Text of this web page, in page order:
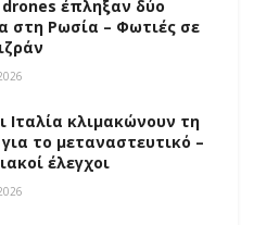
έπληξαν δύο
στη Ρωσία – Φωτιές σε
Ιταλία κλιμακώνουν τη
το μεταναστευτικό –
έλεγχοι